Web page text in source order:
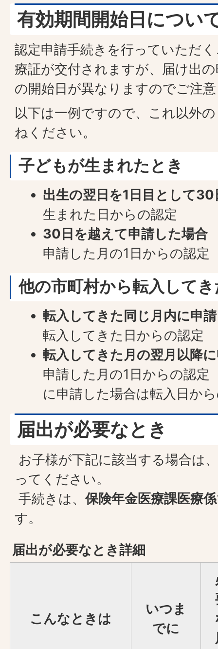
有効期間開始日につい
認定申請手続きを行っていただ
療証が交付されますが、届け出
の開始日が異なりますのでご注
以下は一例ですので、これ以外
ねください。
子どもが生まれたとき
出生の翌日を1日目として
生まれた日からの認定
30日を越えて申請した場合
申請した月の1日からの認定
他の市町村から転入して
転入してきた同じ月内に申
転入してきた日からの認定
転入してきた月の翌月以降
申請した月の1日からの認定
に申請した場合は転入日か
届出が必要なとき
お子様が下記に該当する場合は
ってください。
手続きは、保険年金医療課医療係
す。
届出が必要なとき詳細
こんなときは
いつま
でに